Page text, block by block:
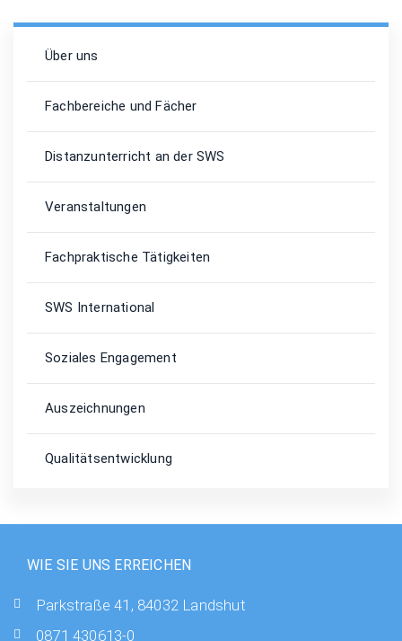
Über uns
Fachbereiche und Fächer
Distanzunterricht an der SWS
Veranstaltungen
Fachpraktische Tätigkeiten
SWS International
Soziales Engagement
Auszeichnungen
Qualitätsentwicklung
WIE SIE UNS ERREICHEN
Parkstraße 41, 84032 Landshut
0871 430613-0